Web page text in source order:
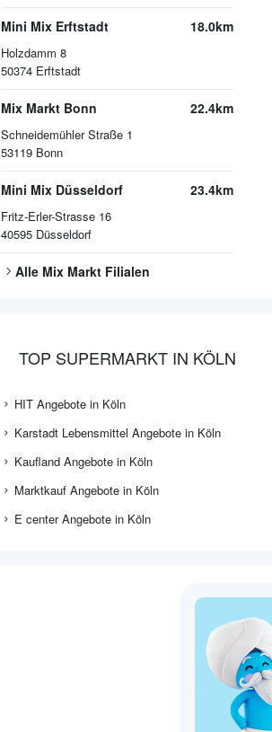
Mini Mix Erftstadt
Holzdamm 8
50374 Erftstadt
18.0km
Mix Markt Bonn
Schneidemühler Straße 1
53119 Bonn
22.4km
Mini Mix Düsseldorf
Fritz-Erler-Strasse 16
40595 Düsseldorf
23.4km
Alle Mix Markt Filialen
TOP SUPERMARKT IN KÖLN
HIT Angebote in Köln
Karstadt Lebensmittel Angebote in Köln
Kaufland Angebote in Köln
Marktkauf Angebote in Köln
E center Angebote in Köln